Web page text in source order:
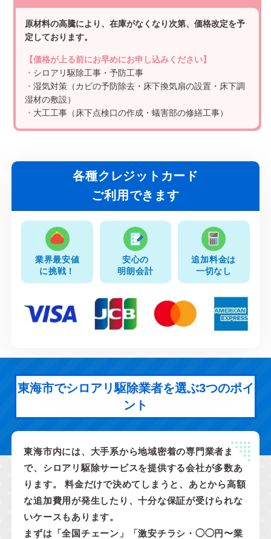
原材料の高騰により、在庫がなくなり次第、価格改定を予
定しております。
【価格が上る前にお早めにお申し込みください】
・ シロアリ駆除工事・予防工事
・湿気対策（カビの予防除去・床下換気扇の設置・床下調
湿材の敷設）
・ 大工工事（床下点検口の作成・蟻害部の修繕工事）
各種クレジットカード
ご利用できます
業界最安値
に挑戦！
安心の
明朗会計
追加料金は
一切なし
東海市でシロアリ駆除業者を選ぶ3つのポイ
ント
東海市内には、大手系から地域密着の専門業者ま
で、シロアリ駆除サービスを提供する会社が多数あ
ります。 料金だけで決めてしまうと、あとから高額
な追加費用が発生したり、十分な保証が受けられな
いケースもあります。
まずは「全国チェーン」「激安チラシ・◯◯円〜業